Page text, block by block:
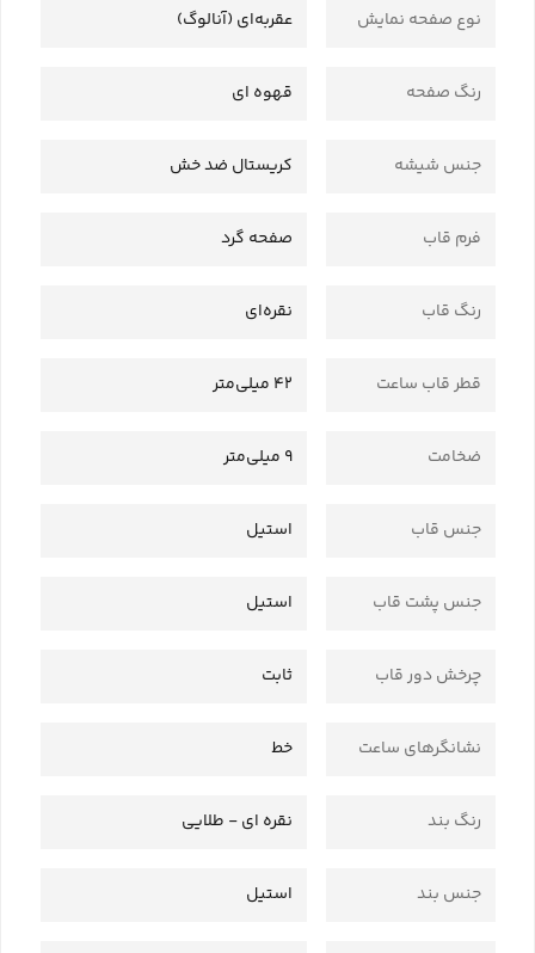
نوع صفحه نمایش عقربه‌ای (آنالوگ)
رنگ صفحه قهوه ای
جنس شیشه کریستال ضد خش
فرم قاب صفحه گرد
رنگ قاب نقره‌ای
قطر قاب ساعت 42 میلی‌متر
ضخامت 9 میلی‌متر
جنس قاب استیل
جنس پشت قاب استیل
چرخش دور قاب ثابت
نشانگرهای ساعت خط
رنگ بند نقره ای - طلایی
جنس بند استیل